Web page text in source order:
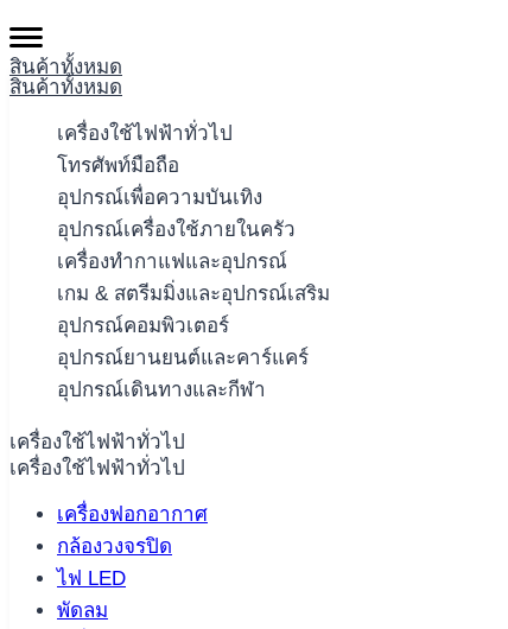
สินค้าทั้งหมด
สินค้าทั้งหมด
เครื่องใช้ไฟฟ้าทั่วไป
โทรศัพท์มือถือ
อุปกรณ์เพื่อความบันเทิง
อุปกรณ์เครื่องใช้ภายในครัว
เครื่องทำกาแฟและอุปกรณ์
เกม & สตรีมมิ่งและอุปกรณ์เสริม
อุปกรณ์คอมพิวเตอร์
อุปกรณ์ยานยนต์และคาร์แคร์
อุปกรณ์เดินทางและกีฬา
เครื่องใช้ไฟฟ้าทั่วไป
เครื่องใช้ไฟฟ้าทั่วไป
เครื่องฟอกอากาศ
กล้องวงจรปิด
ไฟ LED
พัดลม